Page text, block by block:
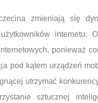
zmieniają się
internetu.
ponieważ
pod kątem urządzeń
utrzymać
sztucznej